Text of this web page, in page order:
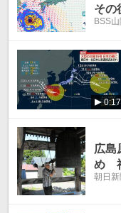
その
（チ
風シ
分発
BSS
0:17
広島
め
朝日新